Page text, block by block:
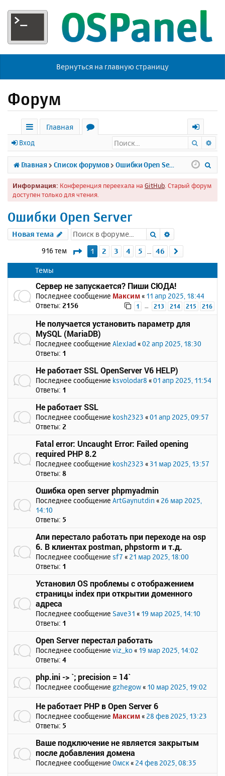
Вернуться на главную страницу
Форум
с
ы
л
к
Главная
р
у
м
х
о
д
Вход Поиск
Главная Список форумов
Информация: Конференция переехала на GitHub . Старый форум
доступен только для чтения.
Ошибки Open Server
Новая тема Поиск
916 тем Страница1 из 46
1 2 3 4 5 46
Темы
Сервер не запускается? Пиши СЮДА!
Последнее сообщение Максим « 11 апр 2025, 18:44
Ответы: 2156 1 … 213 214 215 216
Не получается установить параметр для
MySQL (MariaDB)
Последнее сообщение AlexJad «02 апр 2025, 18:30
Ответы: 1
Не работает SSL OpenServer V6 HELP)
Последнее сообщение ksvolodar8 «01 апр 2025, 11:54
Ответы: 1
Не работает SSL
Последнее сообщение kosh2323 «01 апр 2025, 09:57
Ответы: 2
Fatal error: Uncaught Error: Failed opening
required PHP 8.2
Последнее сообщение kosh2323 « 31 мар 2025, 13:57
Ответы: 8
Ошибка open server phpmyadmin
Последнее сообщение ArtGaynutdin « 26 мар 2025,
14:10
Ответы: 5
Апи перестало работать при переходе на osp
6. В клиентах postman, phpstorm и т.д.
Последнее сообщение sf7 « 21 мар 2025, 18:00
Ответы: 1
Установил OS проблемы с отображением
страницы index при открытии доменного
адреса
Последнее сообщение Save31 « 19 мар 2025, 14:10
Ответы: 1
Open Server перестал работать
Последнее сообщение viz_ko « 19 мар 2025, 14:02
Ответы: 4
php.ini -> `; precision = 14`
Последнее сообщение gzhegow « 10 мар 2025, 19:02
Не работает PHP в Open Server 6
Последнее сообщение Максим « 28 фев 2025, 13:23
Ответы: 5
Ваше подключение не является закрытым
после добавления домена
Последнее сообщение Омск « 24 фев 2025, 08:35